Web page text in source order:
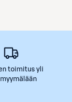
toimitus yli